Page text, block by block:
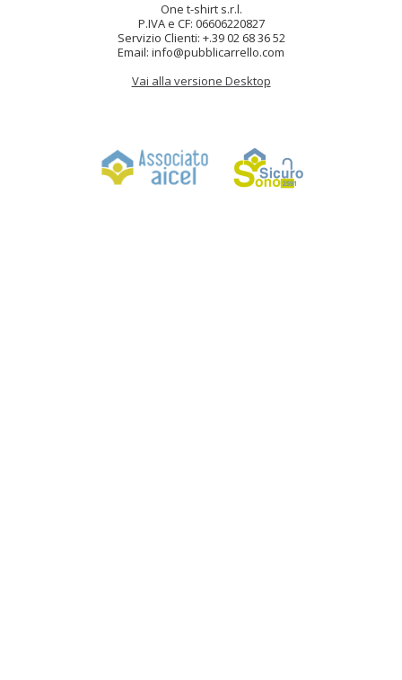
One t-shirt s.r.l.
P.IVA e CF: 06606220827
Servizio Clienti: +.39 02 68 36 52
Email: info@pubblicarrello.com
Vai alla versione Desktop